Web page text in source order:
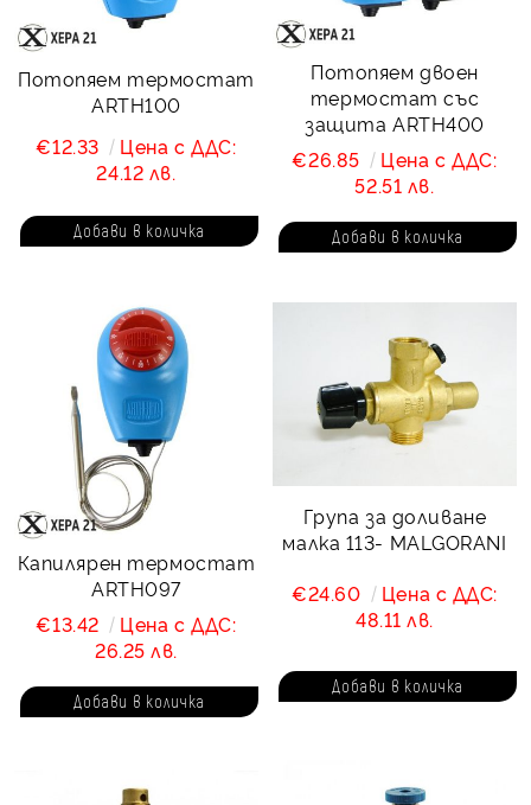
Потопяем термостат
ARTH100
€12.33
Цена с ДДС:
24.12 лв.
Потопяем двоен
термостат със
защита ARTH400
€26.85
Цена с ДДС:
52.51 лв.
Капилярен термостат
ARTH097
€13.42
Цена с ДДС:
26.25 лв.
Група за доливане
малка 113- MALGORANI
€24.60
Цена с ДДС:
48.11 лв.